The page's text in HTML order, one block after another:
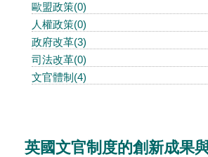
歐盟政策(0)
人權政策(0)
政府改革(3)
司法改革(0)
文官體制(4)
英國文官制度的創新成果